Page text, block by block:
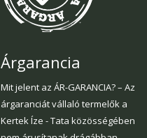
Árgarancia
Mit jelent az ÁR-GARANCIA? – Az
árgaranciát vállaló termelők a
Kertek Íze - Tata közösségében